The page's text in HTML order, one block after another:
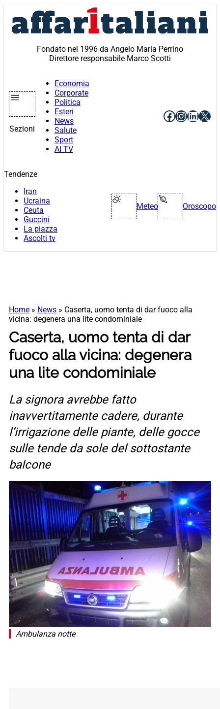
contenuto
Fondato nel 1996 da Angelo Maria Perrino
Direttore responsabile Marco Scotti
Sezioni
Economia
Corporate
Politica
Esteri
News
Salute
Sport
AI TV
Facebook
X
Tendenze
Iran
Ucraina
Ceuta
Guccini
La piazza
Ascolti tv
Meteo Oroscopo
Home » News » Caserta, uomo tenta di dar fuoco alla
vicina: degenera una lite condominiale
Caserta, uomo tenta di dar
fuoco alla vicina: degenera
una lite condominiale
La signora avrebbe fatto
inavvertitamente cadere, durante
l’irrigazione delle piante, delle gocce
sulle tende da sole del sottostante
balcone
Ambulanza notte